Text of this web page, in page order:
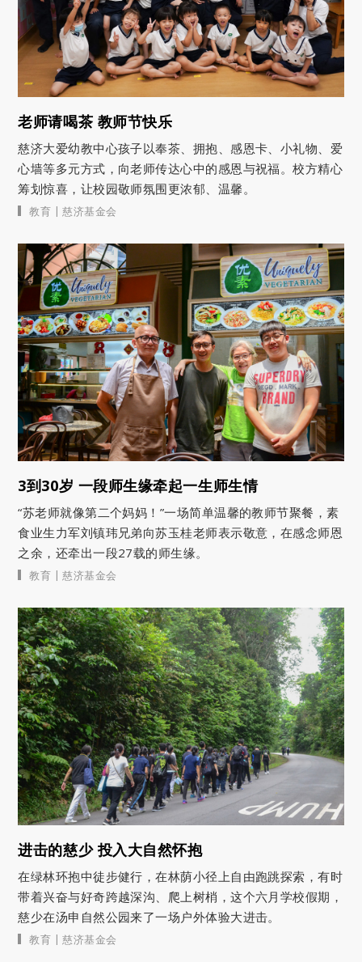
老师请喝茶 教师节快乐
慈济大爱幼教中心孩子以奉茶、拥抱、感恩卡、小礼物、爱
心墙等多元方式，向老师传达心中的感恩与祝福。校方精心
筹划惊喜，让校园敬师氛围更浓郁、温馨。
教育 | 慈济基金会
3到30岁 一段师生缘牵起一生师生情
“苏老师就像第二个妈妈！”一场简单温馨的教师节聚餐，素
食业生力军刘镇玮兄弟向苏玉桂老师表示敬意，在感念师恩
之余，还牵出一段27载的师生缘。
教育 | 慈济基金会
进击的慈少 投入大自然怀抱
在绿林环抱中徒步健行，在林荫小径上自由跑跳探索，有时
带着兴奋与好奇跨越深沟、爬上树梢，这个六月学校假期，
慈少在汤申自然公园来了一场户外体验大进击。
教育 | 慈济基金会